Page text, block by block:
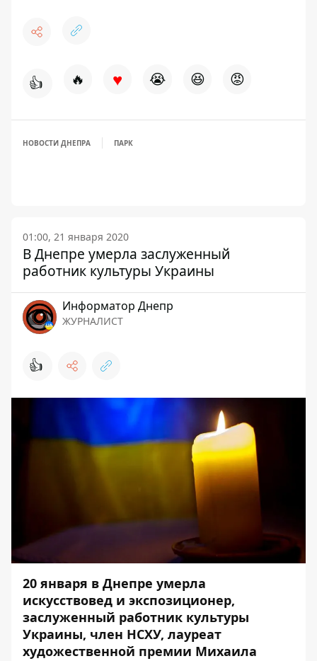
👍 🔥 ♥ 😭 😆 😡
НОВОСТИ ДНЕПРА ПАРК
01:00, 21 января 2020
В Днепре умерла заслуженный
работник культуры Украины
Информатор Днепр
ЖУРНАЛИСТ
👍
20 января в Днепре умерла
искусствовед и экспозиционер,
заслуженный работник культуры
Украины, член НСХУ, лауреат
художественной премии Михаила